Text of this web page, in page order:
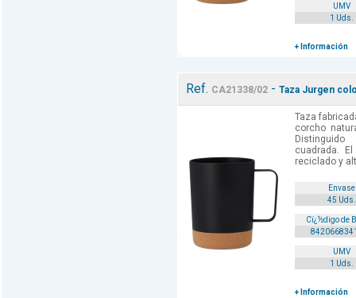
UMV
1 Uds.
+ Información
Ref. CA21338/02- Taza Jurgen
Taza
corcho
cuadrada.
reciclado y
Envase
45 Uds.
Cï¿½digo de
UMV
1 Uds.
+ Información